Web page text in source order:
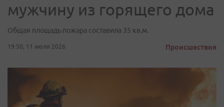
мужчину из горящего дома
Общая площадь пожара составила 35 кв.м.
19:50, 11 июля 2026 Происшествия